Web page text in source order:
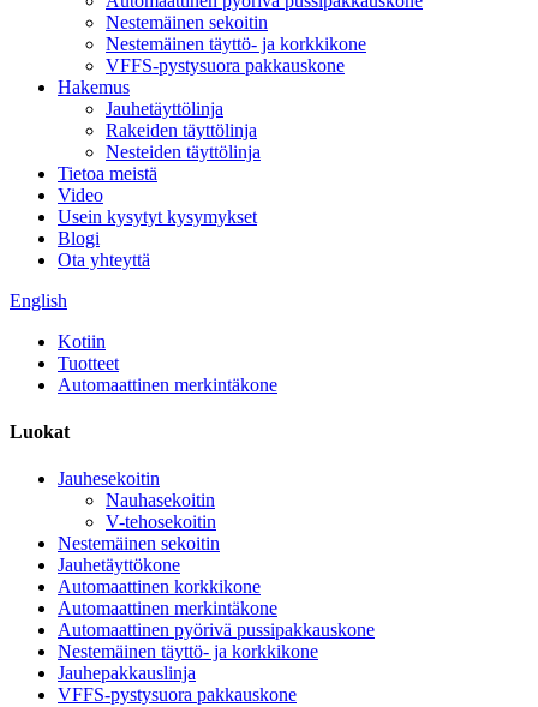
Nestemäinen sekoitin
Nestemäinen täyttö- ja korkkikone
VFFS-pystysuora pakkauskone
Hakemus
Jauhetäyttölinja
Rakeiden täyttölinja
Nesteiden täyttölinja
Tietoa meistä
Video
Usein kysytyt kysymykset
Blogi
Ota yhteyttä
English
Kotiin
Tuotteet
Automaattinen merkintäkone
Luokat
Jauhesekoitin
Nauhasekoitin
V-tehosekoitin
Nestemäinen sekoitin
Jauhetäyttökone
Automaattinen korkkikone
Automaattinen merkintäkone
Automaattinen pyörivä pussipakkauskone
Nestemäinen täyttö- ja korkkikone
Jauhepakkauslinja
VFFS-pystysuora pakkauskone